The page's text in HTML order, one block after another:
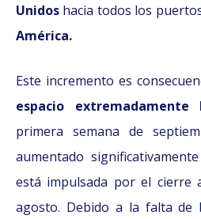
Unidos hacia todos los
América.
Este incremento es
espacio extremadamente
primera semana de
aumentado
está impulsada por el cierre
agosto. Debido a la falta de